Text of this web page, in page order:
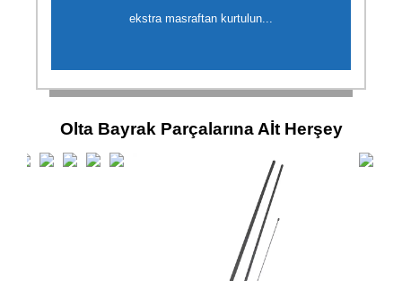
ekstra masraftan kurtulun...
Olta Bayrak Parçalarına Aİt Herşey